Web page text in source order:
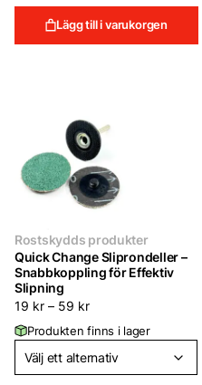
Lägg till i varukorgen
Rostskydds produkter
Quick Change Sliprondeller –
Snabbkoppling för Effektiv
Slipning
19 kr – 59 kr
Produkten finns i lager